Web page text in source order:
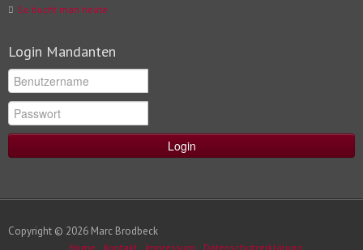
So bucht man heute
Login Mandanten
Login
Copyright © 2026 Marc Brodbeck
Home Kontakt Impressum Datenschutzerklärung